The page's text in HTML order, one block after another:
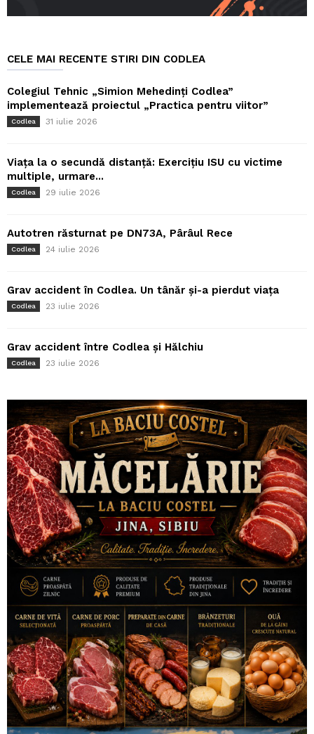
CELE MAI RECENTE STIRI DIN CODLEA
Colegiul Tehnic „Simion Mehedinți Codlea”
implementează proiectul „Practica pentru viitor”
Codlea 31 iulie 2026
Viața la o secundă distanță: Exercițiu ISU cu victime
multiple, urmare...
Codlea 29 iulie 2026
Autotren răsturnat pe DN73A, Pârâul Rece
Codlea 24 iulie 2026
Grav accident în Codlea. Un tânăr și-a pierdut viața
Codlea 23 iulie 2026
Grav accident între Codlea și Hălchiu
Codlea 23 iulie 2026